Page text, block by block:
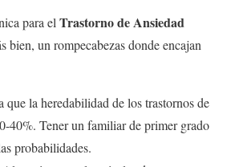
para el Trastorno de Ansiedad
bien, un rompecabezas donde encajan
que la heredabilidad de los trastornos de
40%. Tener un familiar de primer grado
probabilidades.